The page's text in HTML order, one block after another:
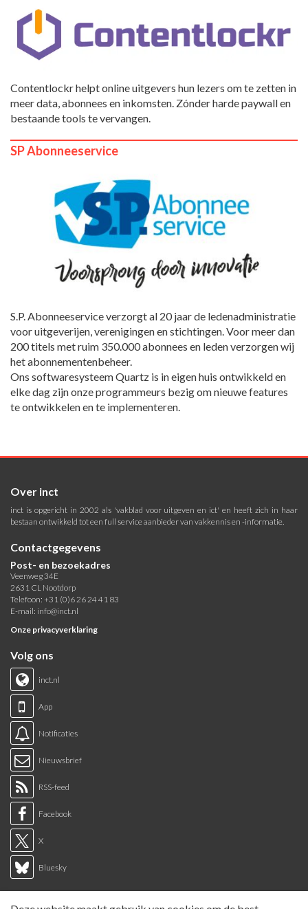
Contentlockr helpt online uitgevers hun lezers om te zetten in
meer data, abonnees en inkomsten. Zónder harde paywall en
bestaande tools te vervangen.
SP Abonneeservice
S.P. Abonneeservice verzorgt al 20 jaar de ledenadministratie
voor uitgeverijen, verenigingen en stichtingen. Voor meer dan
200 titels met ruim 350.000 abonnees en leden verzorgen wij
het abonnementenbeheer.
Ons softwaresysteem Quartz is in eigen huis ontwikkeld en
elke dag zijn onze programmeurs bezig om nieuwe features
te ontwikkelen en te implementeren.
Over inct
inct is opgericht in 2002 als 'vakblad voor uitgeven en ict' en heeft zich in haar
bestaan ontwikkeld tot een full service aanbieder van vakkennis en -informatie.
Contactgegevens
Post- en bezoekadres
Veenweg 34E
2631 CL Nootdorp
Telefoon: +31 (0)6 26 24 41 83
E-mail: info@inct.nl
Onze privacyverklaring
Volg ons
inct.nl
App
Notificaties
Nieuwsbrief
RSS-feed
Facebook
X
Bluesky